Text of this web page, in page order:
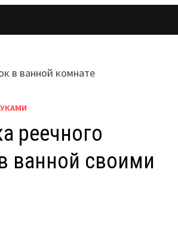
реечного
ванной своими